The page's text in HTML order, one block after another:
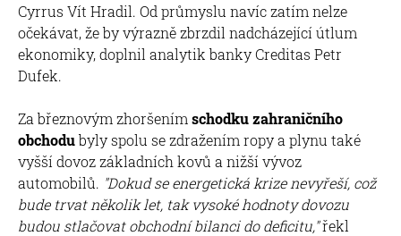
Cyrrus Vít Hradil. Od průmyslu navíc zatím nelze
očekávat, že by výrazně zbrzdil nadcházející útlum
ekonomiky, doplnil analytik banky Creditas Petr
Dufek.
Za březnovým zhoršením schodku zahraničního
obchodubyly spolu se zdražením ropy a plynu také
vyšší dovoz základních kovů a nižší vývoz
automobilů. "Dokud se energetická krize nevyřeší, což
bude trvat několik let, tak vysoké hodnoty dovozu
budou stlačovat obchodní bilanci do deficitu,"řekl